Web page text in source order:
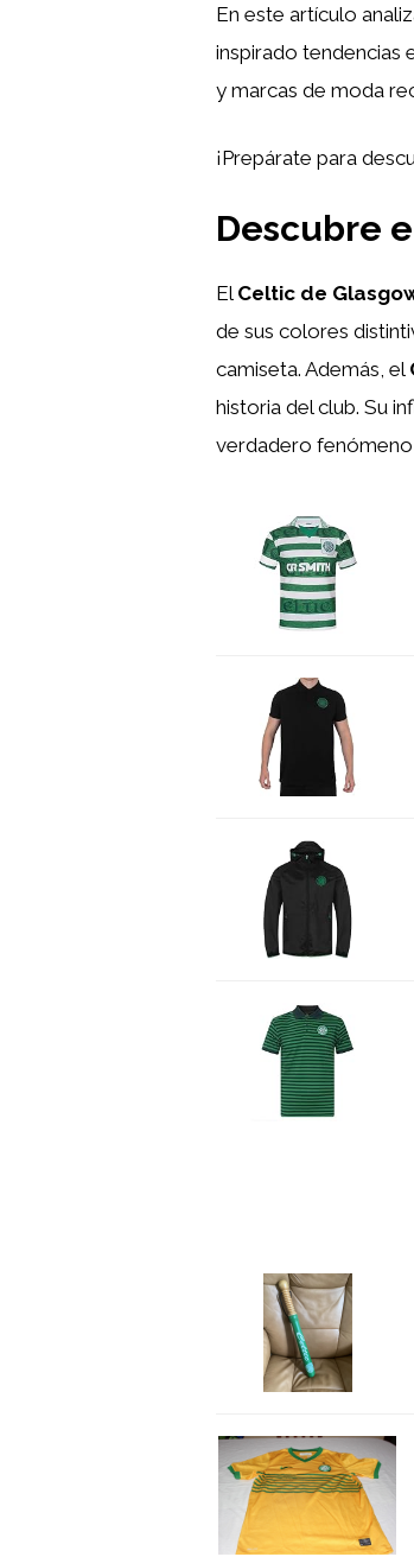
En este artículo
inspirado tendencias
y marcas de moda
¡Prepárate para
Descubre
El Celtic de
de sus colores
camiseta. Además, el
historia del club. Su
verdadero fenómeno